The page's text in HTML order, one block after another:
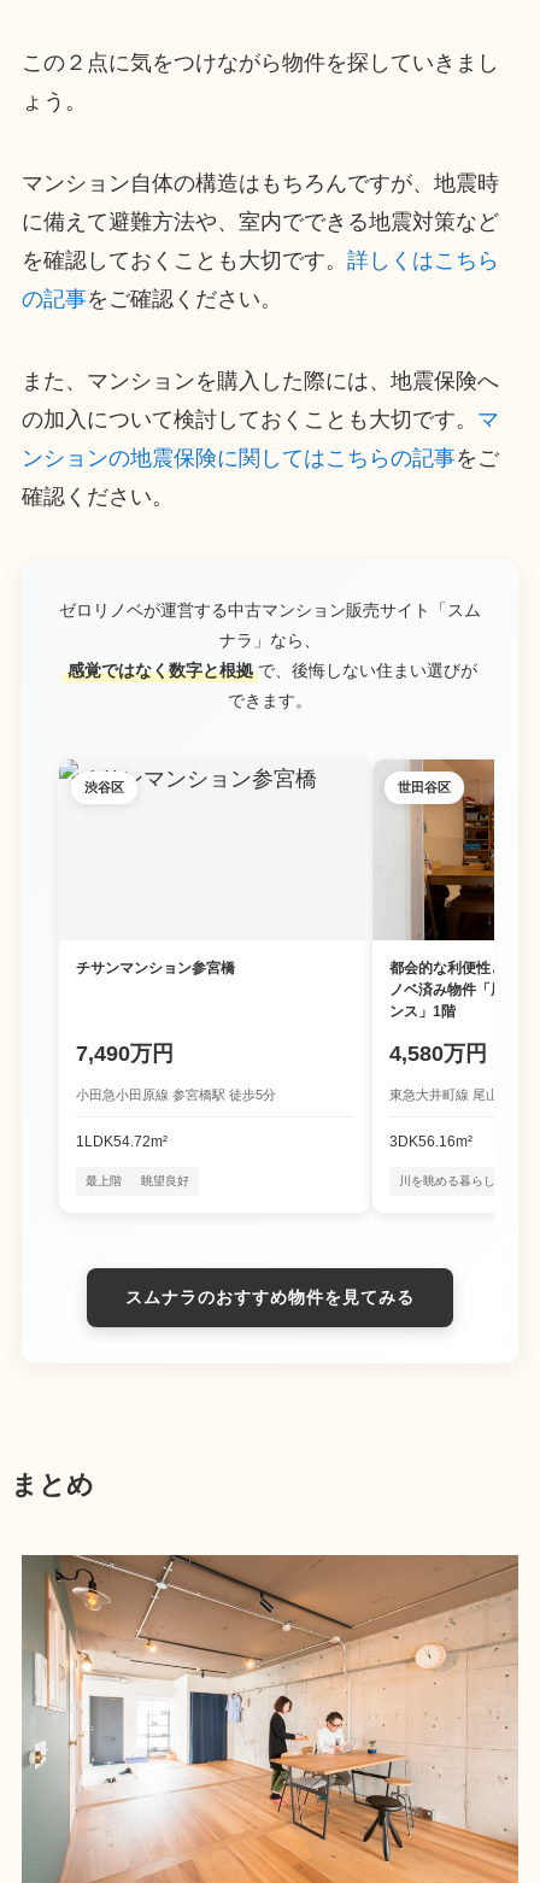
この２点に気をつけながら物件を探していきまし
ょう。
マンション自体の構造はもちろんですが、地震時
に備えて避難方法や、室内でできる地震対策など
を確認しておくことも大切です。 詳しくはこちら
の記事をご確認ください。
また、マンションを購入した際には、地震保険へ
の加入について検討しておくことも大切です。 マ
ンションの地震保険に関してはこちらの記事をご
確認ください。
ゼロリノベが運営する中古マンション販売サイト「スム
ナラ」なら、
感覚ではなく数字と根拠 で、後悔しない住まい選びが
できます。
渋谷区
チサンマンション参宮橋
7,490万円
小田急小田原線 参宮橋駅 徒歩5分
1LDK54.72m²
最上階 眺望良好
世田谷区
都会的な利便性と豊か
ノベ済み物件「尾山台
ンス」1階
4,580万円
東急大井町線 尾山台駅
3DK56.16m²
川を眺める暮らし
スムナラのおすすめ物件を見てみる
まとめ